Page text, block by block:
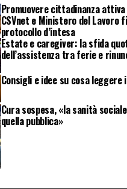
Promuovere cittadinanza
CSVnet e Ministero del Lavoro
protocollo d’intesa
Estate e caregiver: la sfida
dell’assistenza tra ferie e
Consigli e idee su cosa leggere
Cura sospesa, «la sanità
quella pubblica»